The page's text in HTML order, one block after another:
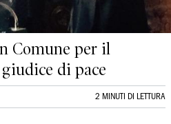
Comune per il
di pace
2 MINUTI DI LETTURA